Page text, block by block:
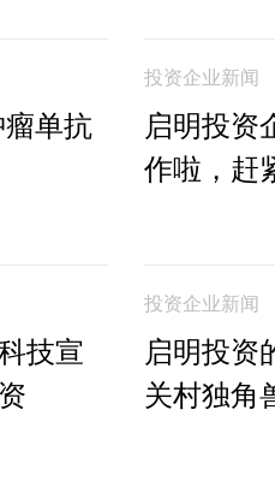
单抗
投资企业新闻
启明投资
作啦，赶
技宣
投资企业新闻
启明投资
关村独角